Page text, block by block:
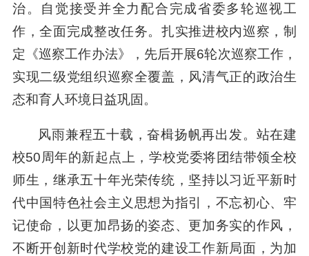
治。自觉接受并全力配合完成省委多轮巡视工
作，全面完成整改任务。扎实推进校内巡察，制
定《巡察工作办法》，先后开展6轮次巡察工作，
实现二级党组织巡察全覆盖，风清气正的政治生
态和育人环境日益巩固。
风雨兼程五十载，奋楫扬帆再出发。站在建
校50周年的新起点上，学校党委将团结带领全校
师生，继承五十年光荣传统，坚持以习近平新时
代中国特色社会主义思想为指引，不忘初心、牢
记使命，以更加昂扬的姿态、更加务实的作风，
不断开创新时代学校党的建设工作新局面，为加